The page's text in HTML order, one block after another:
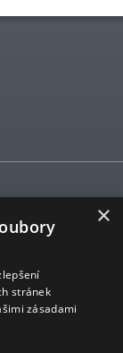
×
stránek
zásadami